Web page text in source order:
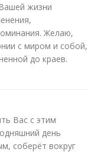
жизни
Желаю,
с миром и собой,
до краев.
Вас с этим
день
соберёт вокруг